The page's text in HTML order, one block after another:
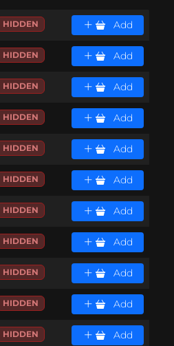
HIDDEN Add
HIDDEN Add
HIDDEN Add
HIDDEN Add
HIDDEN Add
HIDDEN Add
HIDDEN Add
HIDDEN Add
HIDDEN Add
HIDDEN Add
HIDDEN Add